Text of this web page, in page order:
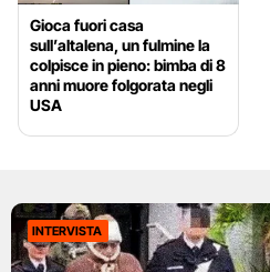
Gioca fuori casa
sull’altalena, un fulmine la
colpisce in pieno: bimba di 8
anni muore folgorata negli
USA
INTERVISTA